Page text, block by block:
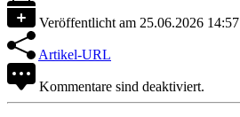
Veröffentlicht am 25.06.2026 14:57
Artikel-URL
Kommentare sind deaktiviert.